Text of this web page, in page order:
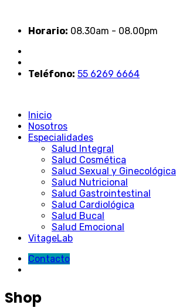
Horario: 08.30am - 08.00pm
Teléfono: 55 6269 6664
Inicio
Nosotros
Especialidades
Salud Integral
Salud Cosmética
Salud Sexual y Ginecológica
Salud Nutricional
Salud Gastrointestinal
Salud Cardiológica
Salud Bucal
Salud Emocional
VitageLab
Contacto
Shop